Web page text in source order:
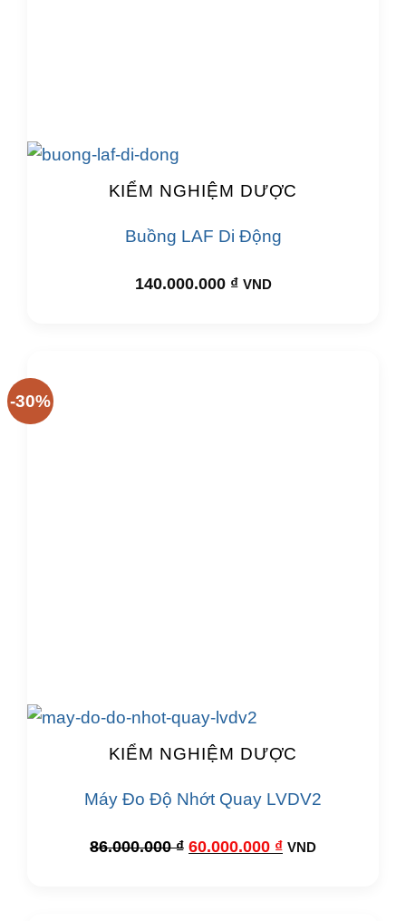
KIỂM NGHIỆM DƯỢC
Buồng LAF Di Động
140.000.000 ₫ VND
-30%
KIỂM NGHIỆM DƯỢC
Máy Đo Độ Nhớt Quay LVDV2
86.000.000₫ Giá
60.000.000 ₫Giá
VND